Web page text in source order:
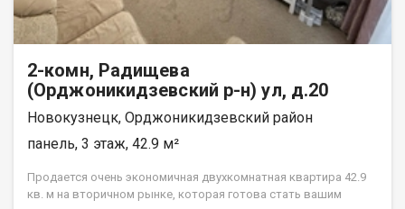
2-комн, Радищева
(Орджоникидзевский р-н) ул, д.20
Новокузнецк, Орджоникидзевский район
панель, 3 этаж, 42.9 м²
Продается очень экономичная двухкомнатная квартира 42.9
кв. м на вторичном рынке, которая готова стать вашим